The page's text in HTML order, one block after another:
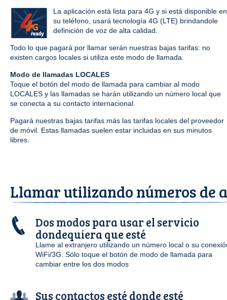
La aplicación está lista para 4G y si está disponible en
su teléfono, usará tecnología 4G (LTE) brindandole
definición de voz de alta calidad.
Todo lo que pagará por llamar serán nuestras bajas tarifas: no
existen cargos locales si utiliza este modo de llamada.
Modo de llamadas LOCALES
Toque el botón del modo de llamada para cambiar al modo
LOCALES y las llamadas se harán utilizando un número local que
se conecta a su contacto internacional.
Pagará nuestras bajas tarifas más las tarifas locales del proveedor
de móvil. Estas llamadas suelen estar incluidas en sus minutos
libres.
Llamar utilizando números de
Dos modos para usar el servicio
dondequiera que esté
Llame al extranjero utilizando un número local o su
WiFi/3G. Sólo toque el botón de modo de llamada para
cambiar entre los dos modos
Sus contactos esté donde esté